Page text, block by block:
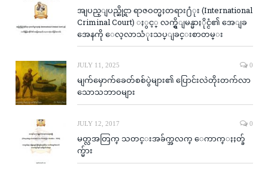
အျပည္ျပည္ဆိုင္ရာ ရာဇဝတ္မႈတရား႐ံုး (International
Criminal Court) ႏွင့္ လက္ရွိျမန္မာႏိုင္ငံ၏ အေျခ
အေနကို ေလ့လာသံုးသပ္ျခင္းစာတမ္း
JULY 11, 2025 0
မျက်မှောက်ခေတ်စစ်ပွဲများ၏ ပြောင်းလဲတိုးတက်လာ
သောသဘာဝများ
JULY 12, 2017 0
မတ္လအတြက္ သတင္းအခ်က္အလက္ ေကာက္ႏႈတ္ခ်
က္မ်ား